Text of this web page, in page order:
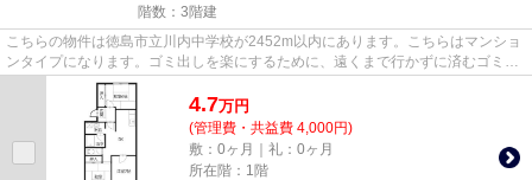
階数：3階建
こちらの物件は徳島市立川内中学校が2452m以内にあります。こちらはマンショ
ンタイプになります。ゴミ出しを楽にするために、遠くまで行かずに済むゴミ置
き場を共用部に設置しています...
4.7万円
(管理費・共益費 4,000円)
敷：0ヶ月｜礼：0ヶ月
所在階：1階